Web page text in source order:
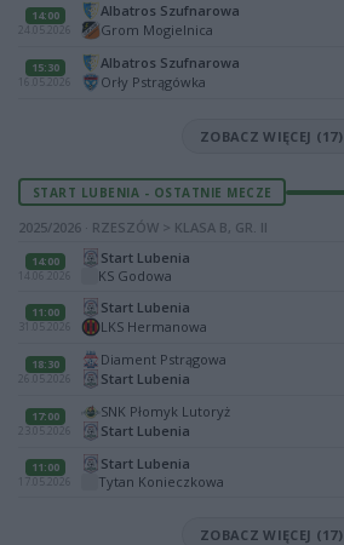
14:00
24.05.2026
Albatros Szufnarowa
Grom Mogielnica
15:30
16.05.2026
Albatros Szufnarowa
Orły Pstrągówka
ZOBACZ WIĘCEJ (17)
START LUBENIA - OSTATNIE MECZE
2025/2026 · RZESZÓW > KLASA B, GR. II
14:00
14.06.2026
Start Lubenia
KS Godowa
11:00
31.05.2026
Start Lubenia
LKS Hermanowa
18:30
26.05.2026
Diament Pstrągowa
Start Lubenia
17:00
23.05.2026
SNK Płomyk Lutoryż
Start Lubenia
11:00
17.05.2026
Start Lubenia
Tytan Konieczkowa
ZOBACZ WIĘCEJ (17)